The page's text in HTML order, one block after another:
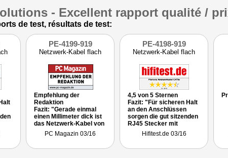
- Excellent rapport qualité /
de test, résultats de test:
PE-4199-919
Netzwerk-Kabel flach
Empfehlung der
Redaktion
Fazit: "Gerade einmal
einen Millimeter dick ist
das Netzwerk-Kabel von
Fibrionic,das sich
dadurch extrem leicht
PC Magazin 03/16
PE-4198-919
Netzwerk-Kabel flach
4,5 von 5 Sternen
Fazit: "Für sicheren Halt
an den Anschlüssen
sorgen die gut sitzenden
RJ45 Stecker mit
flexiblen Enden, die ein
Abknicken der Leiter
Hifitest.de 03/16